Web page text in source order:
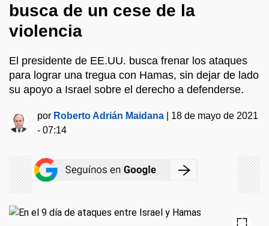
busca de un cese de la
violencia
El presidente de EE.UU. busca frenar los ataques
para lograr una tregua con Hamas, sin dejar de lado
su apoyo a Israel sobre el derecho a defenderse.
por Roberto Adrián Maidana
18 de mayo de 2021
- 07:14